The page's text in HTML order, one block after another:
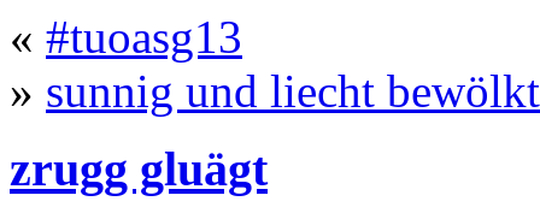
« #tuoasg13
» sunnig und liecht bewölkt
zrugg gluägt